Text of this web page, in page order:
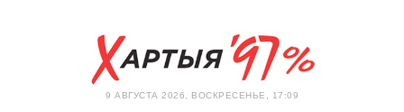
9 АВГУСТА 2026, ВОСКРЕСЕНЬЕ, 17:09